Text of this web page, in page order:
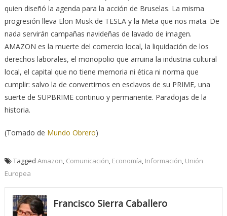
quien diseñó la agenda para la acción de Bruselas. La misma
progresión lleva Elon Musk de TESLA y la Meta que nos mata. De
nada servirán campañas navideñas de lavado de imagen.
AMAZON es la muerte del comercio local, la liquidación de los
derechos laborales, el monopolio que arruina la industria cultural
local, el capital que no tiene memoria ni ética ni norma que
cumplir: salvo la de convertirnos en esclavos de su PRIME, una
suerte de SUPBRIME continuo y permanente. Paradojas de la
historia.
(Tomado de Mundo Obrero)
Tagged Amazon Comunicación Economía Información Unión
Europea
Francisco Sierra Caballero